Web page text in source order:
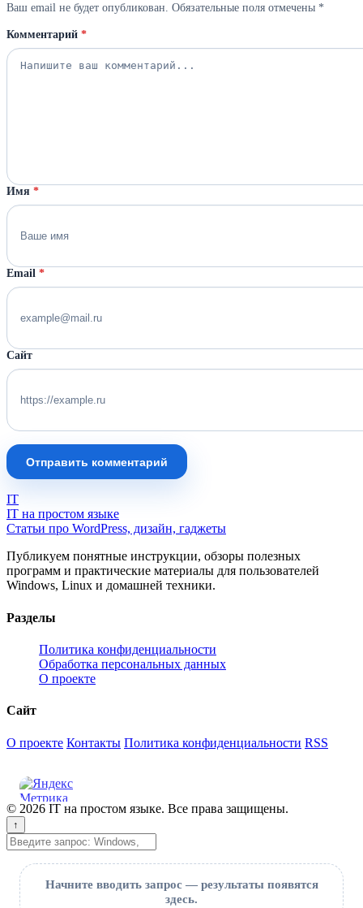
Ваш email не будет опубликован. Обязательные поля отмечены *
Комментарий *
Имя *
Email *
Сайт
Отправить комментарий
IT
IT на простом языке
Статьи про WordPress, дизайн, гаджеты
Публикуем понятные инструкции, обзоры полезных
программ и практические материалы для пользователей
Windows, Linux и домашней техники.
Разделы
Политика конфиденциальности
Обработка персональных данных
О проекте
Сайт
О проекте Контакты Политика конфиденциальности RSS
© 2026 IT на простом языке. Все права защищены.
↑
Поиск
Начните вводить запрос — результаты появятся
здесь.